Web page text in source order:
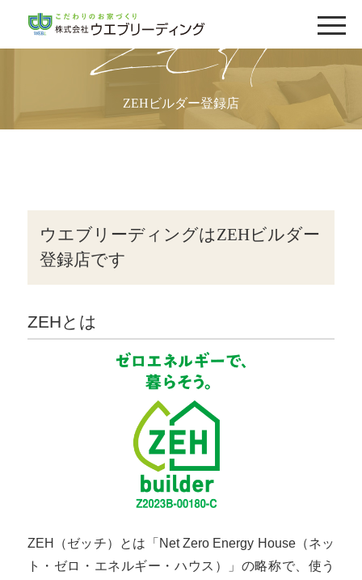
ZEH
ZEHビルダー登録店
ウエブリーディングはZEHビルダー
登録店です
ZEHとは
ZEH（ゼッチ）とは「Net Zero Energy House（ネッ
ト・ゼロ・エネルギー・ハウス）」の略称で、使う